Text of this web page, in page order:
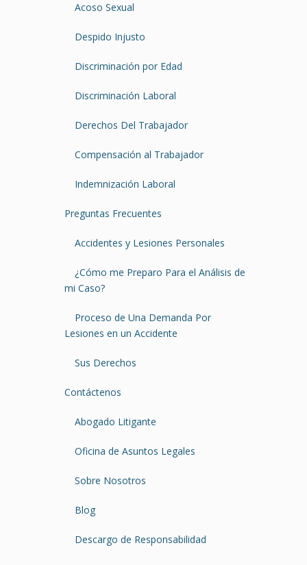
Acoso Sexual
Despido Injusto
Discriminación por Edad
Discriminación Laboral
Derechos Del Trabajador
Compensación al Trabajador
Indemnización Laboral
Preguntas Frecuentes
Accidentes y Lesiones Personales
¿Cómo me Preparo Para el Análisis de
mi Caso?
Proceso de Una Demanda Por
Lesiones en un Accidente
Sus Derechos
Contáctenos
Abogado Litigante
Oficina de Asuntos Legales
Sobre Nosotros
Blog
Descargo de Responsabilidad